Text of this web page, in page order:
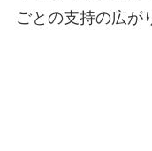
ごとの支持の広が